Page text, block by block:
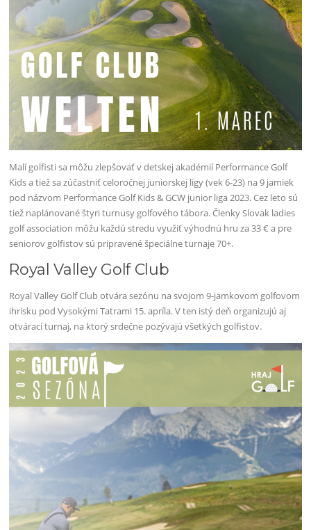
Malí golfisti sa môžu zlepšovať v detskej akadémií Performance Golf
Kids a tiež sa zúčastniť celoročnej juniorskej ligy (vek 6-23) na 9 jamiek
pod názvom Performance Golf Kids & GCW junior liga 2023. Cez leto sú
tiež naplánované štyri turnusy golfového tábora. Členky Slovak ladies
golf association môžu každú stredu využiť výhodnú hru za 33 € a pre
seniorov golfistov sú pripravené špeciálne turnaje 70+.
Royal Valley Golf Club
Royal Valley Golf Club otvára sezónu na svojom 9-jamkovom golfovom
ihrisku pod Vysokými Tatrami 15. apríla. V ten istý deň organizujú aj
otvárací turnaj, na ktorý srdečne pozývajú všetkých golfistov.